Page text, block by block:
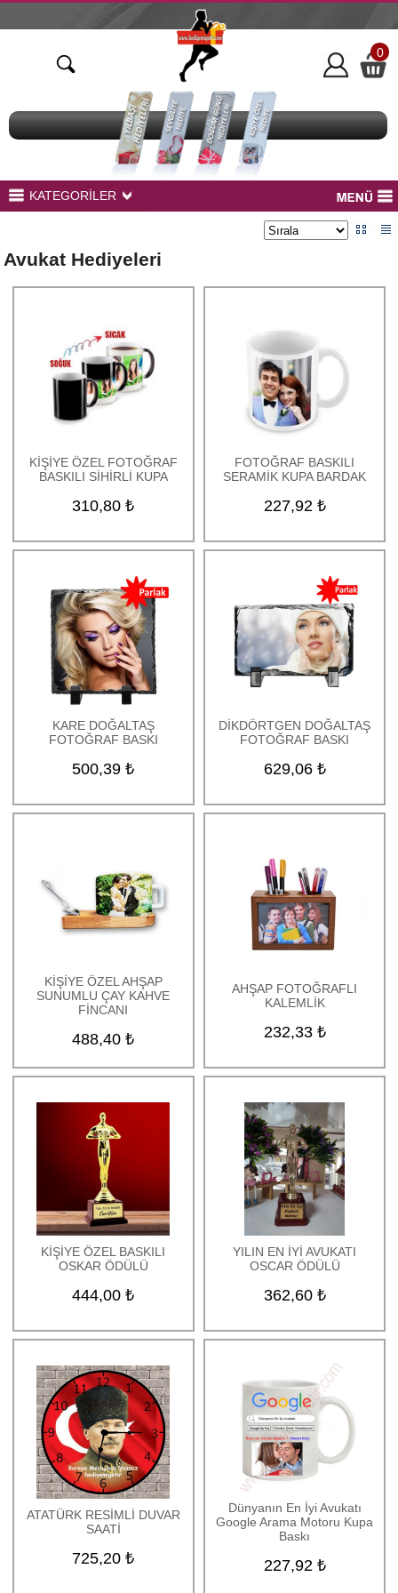
0
KATEGORİLER
Led Modelleri
Çerçeveler
BaskılıTekstil Ürünleri
Kozmetik Ürünleri
Bujiteri Ürünleri
İndirimli Ürünler
Uçan balon
Anneler Günü Hediyeleri
Babalar Günü Hediyeleri
Öğretmenler Günü
Hediyeleri
Yılbaşı Hediyeleri
Çiftlere Özel Tasarımlı
Hediyeler
Yıldönümü Hediyeleri
Doğum Günü Hediyeleri
Mesleki Hediyeler
Duvar Saatleri
Oskar ve Plaketler
Avukat Hediyeleri
KİŞİYE ÖZEL FOTOĞRAF
BASKILI SİHİRLİ KUPA
310,80 ₺
FOTOĞRAF BASKILI
SERAMİK KUPA BARDAK
227,92 ₺
KARE DOĞALTAŞ
FOTOĞRAF BASKI
500,39 ₺
DİKDÖRTGEN DOĞALTAŞ
FOTOĞRAF BASKI
629,06 ₺
KİŞİYE ÖZEL AHŞAP
SUNUMLU ÇAY KAHVE
FİNCANI
488,40 ₺
AHŞAP FOTOĞRAFLI
KALEMLİK
232,33 ₺
KİŞİYE ÖZEL BASKILI
OSKAR ÖDÜLÜ
444,00 ₺
YILIN EN İYİ AVUKATI
OSCAR ÖDÜLÜ
362,60 ₺
ATATÜRK RESİMLİ DUVAR
SAATİ
725,20 ₺
Dünyanın En İyi Avukatı
Google Arama Motoru Kupa
Baskı
227,92 ₺